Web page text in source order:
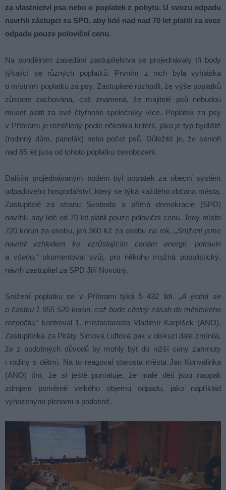
za vlastnictví psa nebo o poplatek z pobytu. U svozu odpadu
navrhli zástupci za SPD, aby lidé nad nad 70 let platili za svoz
odpadu pouze poloviční cenu.
Na pondělním zasedání zastupitelstva se projednávaly tři body
týkající se různých poplatků. Prvním z nich byla vyhláška
o místním poplatku za psy. Zastupitelé rozhodli, že výše poplatků
zůstane zachována, což znamená, že majitelé psů nebudou
muset platit za své čtyřnohé společníky více. Poplatek za psy
v Příbrami je rozdělený podle několika kritérií, jako je typ bydliště
(rodinný dům, panelák) nebo počet psů. Důležité je, že senioři
nad 65 let jsou od tohoto poplatku osvobozeni.
Dalším projednávaným bodem byl poplatek za obecní systém
odpadového hospodářství, který se týká každého občana města.
Zastupitelé za stranu Svoboda a přímá demokracie (SPD)
navrhli, aby lidé od 70 let platili pouze poloviční cenu. Tedy místo
720 korun za osobu, jen 360 Kč za osobu na rok. „Snížení jsme
navrhli vzhledem ke vzrůstajícím cenám energií, potravin
a všeho,“okomentoval svůj, pro někoho možná populistický,
návrh zastupitel za SPD Jiří Novotný.
Snížení poplatku se v Příbrami týká 5 432 lidí. „A jedná se
o částku 1 955 520 korun, což bude citelný zásah do městského
rozpočtu,“ kontroval 1. místostarosta Vladimír Karpíšek (ANO).
Zastupitelka za Piráty Simova Luftová pak v diskuzi dále zmínila,
že z podobných důvodů by mohly být do nižší ceny zahrnuty
i rodiny s dětmi. Na to reagoval starosta města Jan Konvalinka
(ANO) tím, že si ještě pomatuje, že malé děti jsou naopak
zdrojem poměrně velkého objemu odpadu, jako například
vyhozenými plenami a podobně.